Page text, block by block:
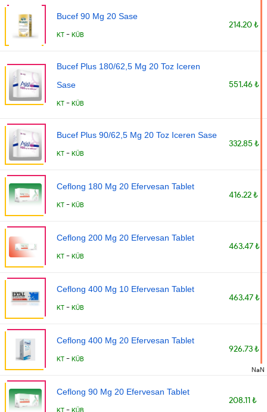
Bucef 90 Mg 20 Sase
KT - KÜB
214.20 ₺
Bucef Plus 180/62,5 Mg 20 Toz Iceren
Sase
KT - KÜB
551.46 ₺
Bucef Plus 90/62,5 Mg 20 Toz Iceren Sase
KT - KÜB
332.85 ₺
Ceflong 180 Mg 20 Efervesan Tablet
KT - KÜB
416.22 ₺
Ceflong 200 Mg 20 Efervesan Tablet
KT - KÜB
463.47 ₺
Ceflong 400 Mg 10 Efervesan Tablet
KT - KÜB
463.47 ₺
Ceflong 400 Mg 20 Efervesan Tablet
KT - KÜB
926.73 ₺
Ceflong 90 Mg 20 Efervesan Tablet
KT - KÜB
208.11 ₺
NaN